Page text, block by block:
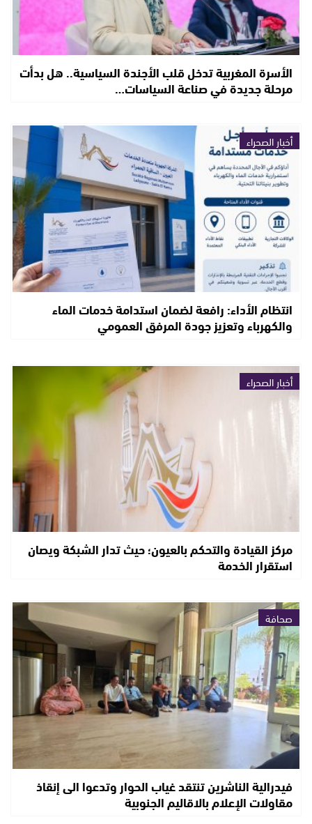
الأسرة المغربية تدخل قلب الأجندة السياسية.. هل بدأت
مرحلة جديدة في صناعة السياسات…
أخبار الصحراء
انتظام الأداء: رافعة لضمان استدامة خدمات الماء
والكهرباء وتعزيز جودة المرفق العمومي
أخبار الصحراء
مركز القيادة والتحكم بالعيون؛ حيث تدار الشبكة ويصان
استقرار الخدمة
صحافة
فيدرالية الناشرين تنتقد غياب الحوار وتدعوا الى إنقاذ
مقاولات الإعلام بالاقاليم الجنوبية